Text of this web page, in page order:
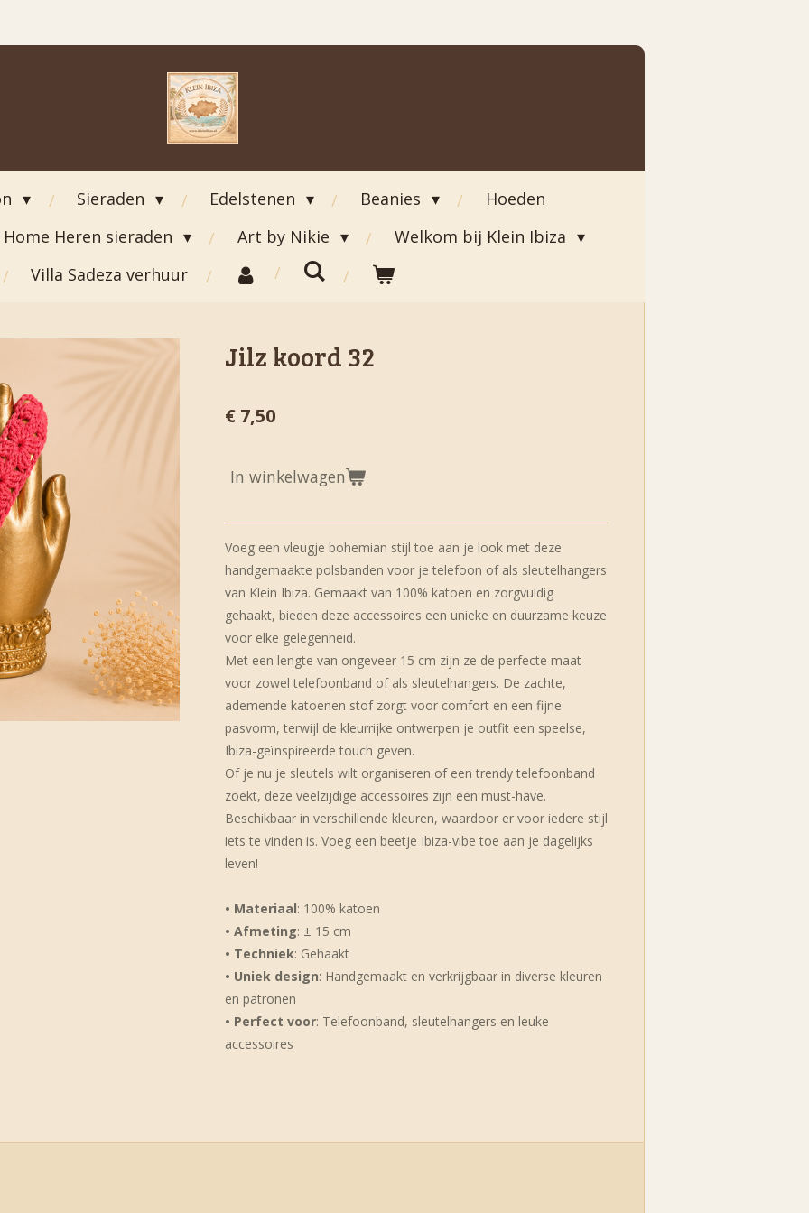
Sieraden Edelstenen Beanies
Hoeden
Home Heren sieraden Art by Nikie
Welkom bij Klein Ibiza
Villa Sadeza verhuur
Jilz koord 32
€ 7,50
In winkelwagen
Voeg een vleugje bohemian stijl toe aan je look met deze
handgemaakte polsbanden voor je telefoon of als sleutelhangers
van Klein Ibiza. Gemaakt van 100% katoen en zorgvuldig
gehaakt, bieden deze accessoires een unieke en duurzame keuze
voor elke gelegenheid.
Met een lengte van ongeveer 15 cm zijn ze de perfecte maat
voor zowel telefoonband of als sleutelhangers. De zachte,
ademende katoenen stof zorgt voor comfort en een fijne
pasvorm, terwijl de kleurrijke ontwerpen je outfit een speelse,
Ibiza-geïnspireerde touch geven.
Of je nu je sleutels wilt organiseren of een trendy telefoonband
zoekt, deze veelzijdige accessoires zijn een must-have.
Beschikbaar in verschillende kleuren, waardoor er voor iedere stijl
iets te vinden is. Voeg een beetje Ibiza-vibe toe aan je dagelijks
leven!
• Materiaal: 100% katoen
• Afmeting: ± 15 cm
• Techniek: Gehaakt
• Uniek design: Handgemaakt en verkrijgbaar in diverse kleuren
en patronen
• Perfect voor: Telefoonband, sleutelhangers en leuke
accessoires